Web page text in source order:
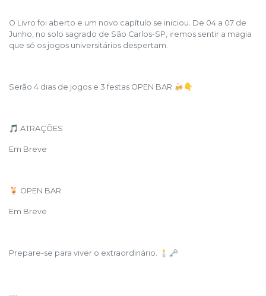
O Livro foi aberto e um novo capítulo se iniciou. De 04 a 07 de
Junho, no solo sagrado de São Carlos-SP, iremos sentir a magia
que só os jogos universitários despertam.
Serão 4 dias de jogos e 3 festas OPEN BAR 🍻👇
🎵 ATRAÇÕES
Em Breve
🍹 OPEN BAR
Em Breve
Prepare-se para viver o extraordinário. 🕯️🗝️